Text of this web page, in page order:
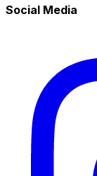
Social Media